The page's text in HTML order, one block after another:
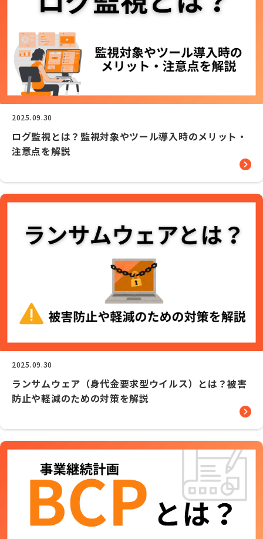
2025.09.30
ログ監視とは？監視対象やツール導入時のメリット・
注意点を解説
2025.09.30
ランサムウェア（身代金要求型ウイルス）とは？被害
防止や軽減のための対策を解説